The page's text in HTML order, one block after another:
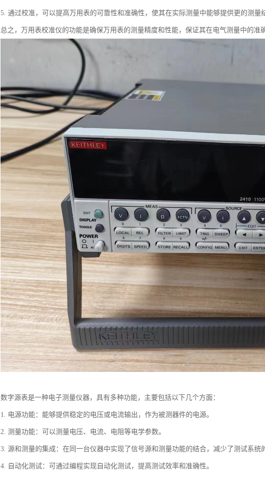
5. 通过校准，可以提高万用表的可靠性和准确性，使其在实际测量中能够提供更的测量
总之，万用表校准仪的功能是确保万用表的测量精度和性能，保证其在电气测量中的准
数字源表是一种电子测量仪器，具有多种功能，主要包括以下几个方面：
1. 电源功能：能够提供稳定的电压或电流输出，作为被测器件的电源。
2. 测量功能：可以测量电压、电流、电阻等电学参数。
3. 源和测量的集成：在同一台仪器中实现了信号源和测量功能的结合，减少了测试系统
4. 自动化测试：可通过编程实现自动化测试，提高测试效率和准确性。